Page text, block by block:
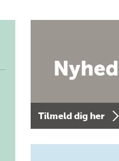
Tilmeld dig her